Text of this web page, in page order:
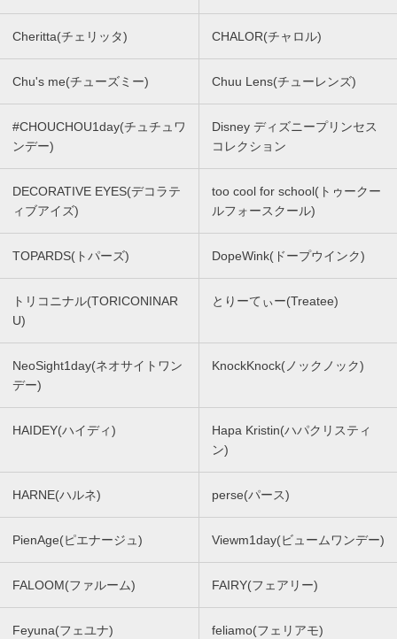
Cheritta(チェリッタ) CHALOR(チャロル)
Chu's me(チューズミー) Chuu Lens(チューレンズ)
#CHOUCHOU1day(チュチュワ
ンデー)
Disney ディズニープリンセス
コレクション
DECORATIVE EYES(デコラテ
ィブアイズ)
too cool for school(トゥークー
ルフォースクール)
TOPARDS(トパーズ) DopeWink(ドープウインク)
トリコニナル(TORICONINAR
U)
とりーてぃー(Treatee)
NeoSight1day(ネオサイトワン
デー)
KnockKnock(ノックノック)
HAIDEY(ハイディ)
Hapa Kristin(ハパクリスティ
ン)
HARNE(ハルネ) perse(パース)
PienAge(ピエナージュ) Viewm1day(ビュームワンデー)
FALOOM(ファルーム) FAIRY(フェアリー)
Feyuna(フェユナ) feliamo(フェリアモ)